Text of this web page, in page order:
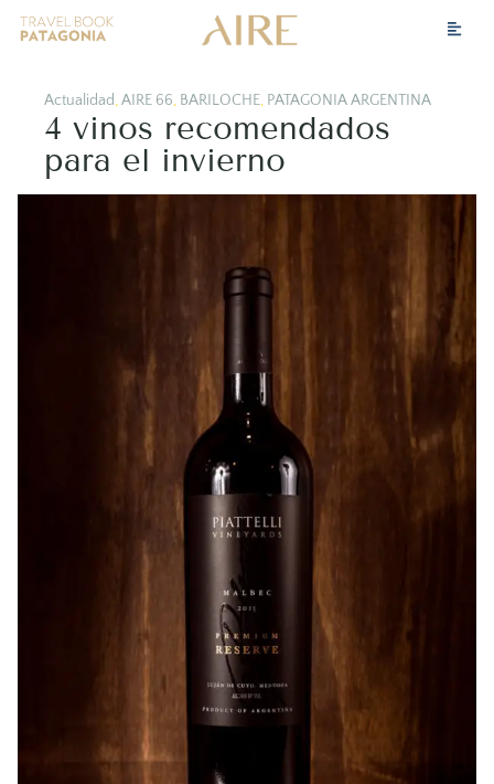
Actualidad,AIRE 66, BARILOCHE, PATAGONIA ARGENTINA
4 vinos recomendados
para el invierno